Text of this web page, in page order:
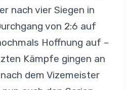
nach vier Siegen in
von 2:6 auf
Hoffnung auf –
Kämpfe gingen an
dem Vizemeister